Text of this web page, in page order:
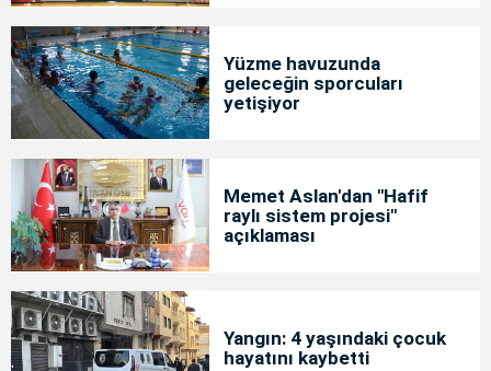
Yüzme havuzunda
geleceğin sporcuları
yetişiyor
Memet Aslan'dan "Hafif
raylı sistem projesi"
açıklaması
Yangın: 4 yaşındaki çocuk
hayatını kaybetti